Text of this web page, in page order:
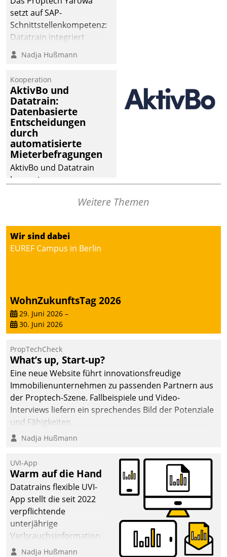
setzt auf SAP-
Schnittstellenkompetenz:
Datatrain integriert
Yarowas Portal zur
Vergabe und Verwaltung
operativen
Instandhaltung in die
SAP-Systemlandschaft
deutscher
Wohnungsunternehmen
– und beschleunigt damit
den Weg vom
Mieteranliegen zum
Dienstleisterauftrag.
Nadja Hußmann
Kooperation
AktivBo und
Datatrain:
Datenbasierte
Entscheidungen
durch
automatisierte
Mieterbefragungen
AktivBo und Datatrain
kooperieren –
profitieren: Die nahtlose
von AktivBo und
Datatrain ermöglicht
automatisiert ausgelöste,
intelligente,
datengestützte
Entscheidungen.
Weitere Themen
Wir sind dabei
EUREF Campus in Berlin
WohnZukunftsTag 2026
29. Juni 2026 –
30. Juni 2026
PropTechCheck
What’s up, Start-up?
Eine neue Website führt innovationsfreudige
Immobilienunternehmen zu passenden Partnern aus
der Proptech-Szene. Fallbeispiele und Video-
Interviews liefern ein sprechendes Bild der Potenziale
und Fähigkeiten.
Nadja Hußmann
UVI-App
Warm auf die Hand
Datatrains flexible UVI-
App stellt die seit 2022
verpflichtende
unterjährige
Verbrauchsinformation
schnell, zuverlässig und
Nadja Hußmann